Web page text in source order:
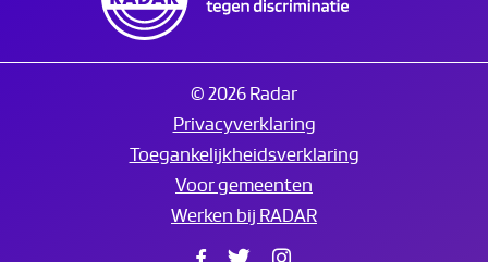
© 2026 Radar
Privacyverklaring
Toegankelijkheidsverklaring
Voor gemeenten
Werken bij RADAR
Facebook
Twitter